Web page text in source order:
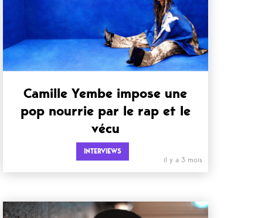
Camille Yembe impose une
pop nourrie par le rap et le
vécu
INTERVIEWS
il y a 3 mois